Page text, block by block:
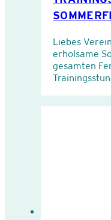
Liebes
erholsame
gesamten